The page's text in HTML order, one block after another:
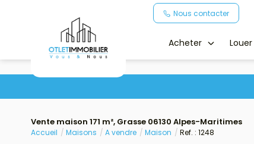
Nous contacter
Acheter Louer
Vente maison 171 m², Grasse 06130 Alpes-Maritimes
Accueil Maisons A vendre Maison Ref. : 1248